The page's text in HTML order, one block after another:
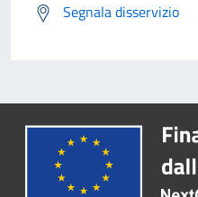
Segnala disservizio